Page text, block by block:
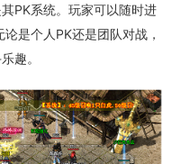
PK系统。玩家可以随时进
是个人PK还是团队对战，
趣。